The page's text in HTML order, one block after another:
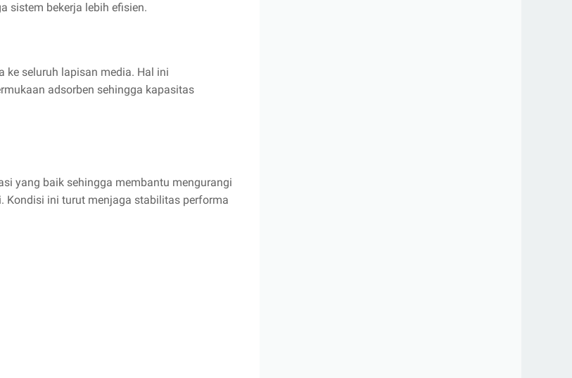
sistem bekerja lebih efisien.
ke seluruh lapisan media. Hal ini
adsorben sehingga kapasitas
yang baik sehingga membantu mengurangi
Kondisi ini turut menjaga stabilitas performa